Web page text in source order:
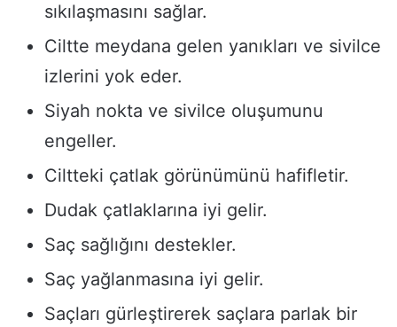
sıkılaşmasını sağlar.
Ciltte meydana gelen yanıkları ve sivilce
izlerini yok eder.
Siyah nokta ve sivilce oluşumunu
engeller.
Ciltteki çatlak görünümünü hafifletir.
Dudak çatlaklarına iyi gelir.
Saç sağlığını destekler.
Saç yağlanmasına iyi gelir.
Saçları gürleştirerek saçlara parlak bir